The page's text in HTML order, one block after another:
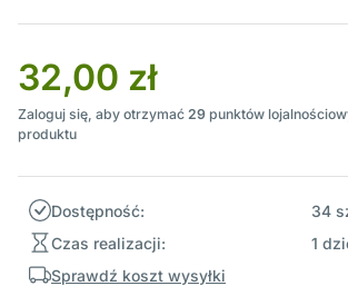
32,00 zł
Zaloguj się, aby otrzymać 29 punktów
produktu
Dostępność:
34
Czas realizacji:
1
Sprawdź koszt wysyłki